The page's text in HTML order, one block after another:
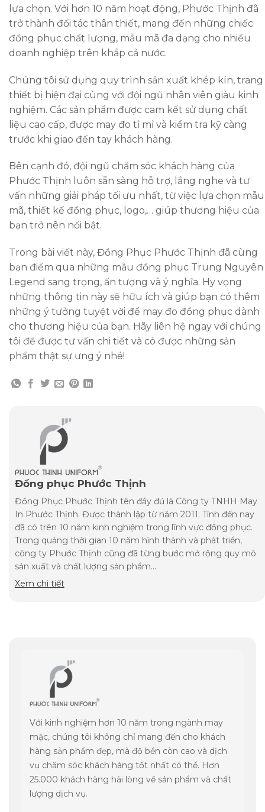
lựa chọn. Với hơn 10 năm hoạt động, Phước Thịnh đã
trở thành đối tác thân thiết, mang đến những chiếc
đồng phục chất lượng, mẫu mã đa dạng cho nhiều
doanh nghiệp trên khắp cả nước.
Chúng tôi sử dụng quy trình sản xuất khép kín, trang
thiết bị hiện đại cùng với đội ngũ nhân viên giàu kinh
nghiệm. Các sản phẩm được cam kết sử dụng chất
liệu cao cấp, được may đo tỉ mỉ và kiểm tra kỹ càng
trước khi giao đến tay khách hàng.
Bên cạnh đó, đội ngũ chăm sóc khách hàng của
Phước Thịnh luôn sẵn sàng hỗ trợ, lắng nghe và tư
vấn những giải pháp tối ưu nhất, từ việc lựa chọn mẫu
mã, thiết kế đồng phục, logo,… giúp thương hiệu của
bạn trở nên nổi bật.
Trong bài viết này, Đồng Phục Phước Thịnh đã cùng
bạn điểm qua những mẫu đồng phục Trung Nguyên
Legend sang trọng, ấn tượng và ý nghĩa. Hy vọng
những thông tin này sẽ hữu ích và giúp bạn có thêm
những ý tưởng tuyệt vời để may đo đồng phục dành
cho thương hiệu của bạn. Hãy liên hệ ngay với chúng
tôi để được tư vấn chi tiết và có được những sản
phẩm thật sự ưng ý nhé!
Đồng phục Phước Thịnh
Đồng Phục Phước Thịnh tên đầy đủ là Công ty TNHH May
In Phước Thịnh. Được thành lập từ năm 2011. Tính đến nay
đã có trên 10 năm kinh nghiệm trong lĩnh vực đồng phục.
Trong quảng thời gian 10 năm hình thành và phát triển,
công ty Phước Thịnh cũng đã từng bước mở rộng quy mô
sản xuất và chất lượng sản phẩm...
Xem chi tiết
Với kinh nghiệm hơn 10 năm trong ngành may
mặc, chúng tôi không chỉ mang đến cho khách
hàng sản phẩm đẹp, mà độ bền còn cao và dịch
vụ chăm sóc khách hàng tốt nhất có thể. Hơn
25.000 khách hàng hài lòng về sản phẩm và chất
lượng dịch vụ.